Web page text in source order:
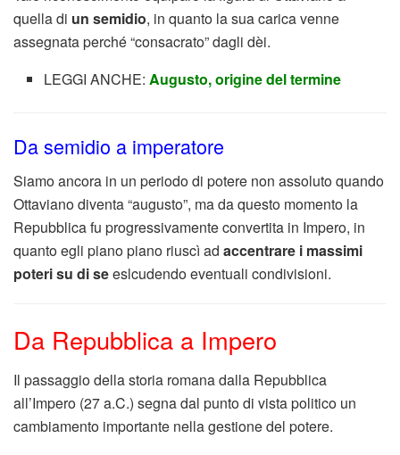
quella di un semidio, in quanto la sua carica venne
assegnata perché “consacrato” dagli dèi.
LEGGI ANCHE:Augusto, origine del termine
Da semidio a imperatore
Siamo ancora in un periodo di potere non assoluto quando
Ottaviano diventa “augusto”, ma da questo momento la
Repubblica fu progressivamente convertita in Impero, in
quanto egli piano piano riuscì ad accentrare i massimi
poteri su di seeslcudendo eventuali condivisioni.
Da Repubblica a Impero
Il passaggio della storia romana dalla Repubblica
all’Impero (27 a.C.) segna dal punto di vista politico un
cambiamento importante nella gestione del potere.